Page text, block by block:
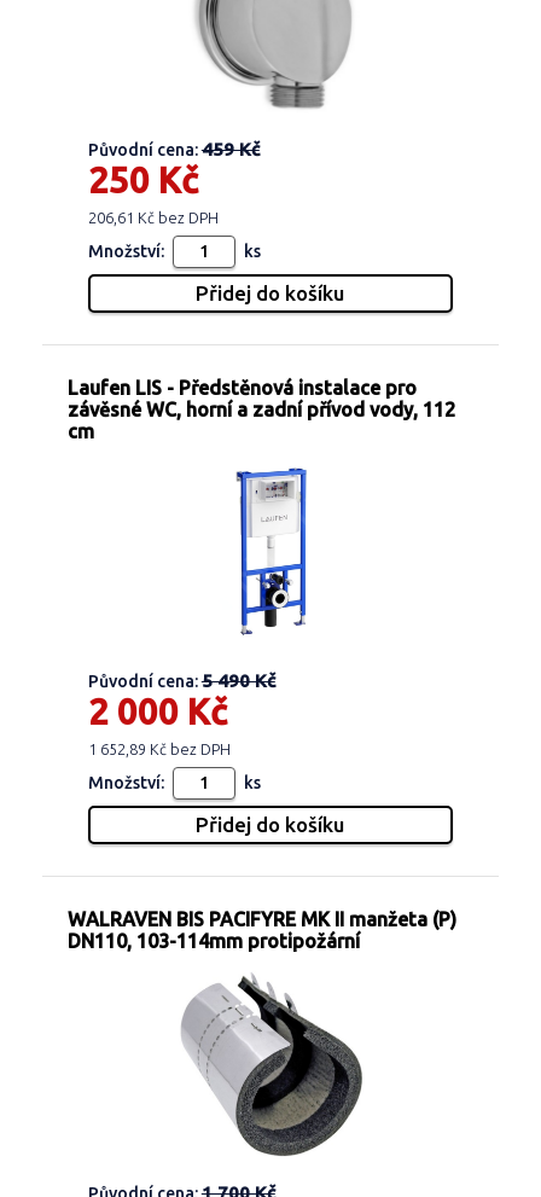
Původní cena:459 Kč
250 Kč
206,61 Kč bez DPH
Množství: ks
Laufen LIS - Předstěnová instalace pro
závěsné WC, horní a zadní přívod vody, 112
cm
Původní cena:5 490 Kč
2 000 Kč
1 652,89 Kč bez DPH
Množství: ks
WALRAVEN BIS PACIFYRE MK II manžeta (P)
DN110, 103-114mm protipožární